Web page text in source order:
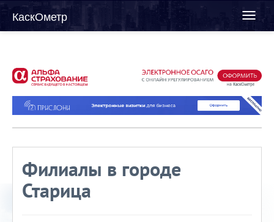
Toggle
КаскОметр
Филиалы в городе
Старица